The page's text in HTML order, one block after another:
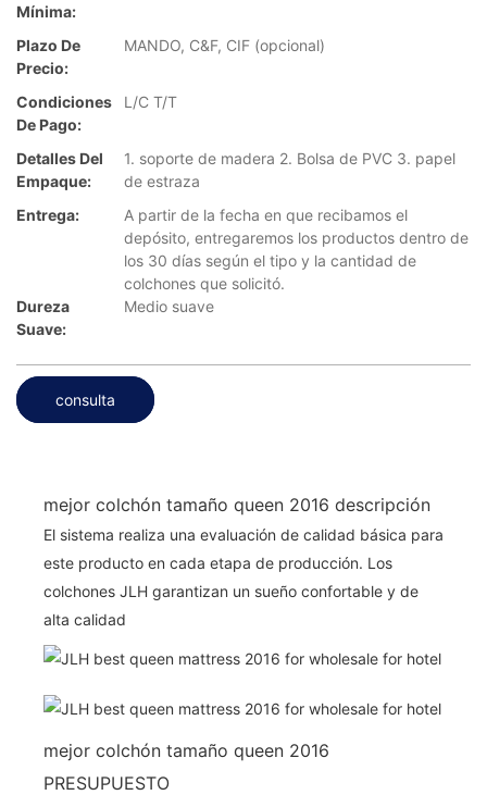
Mínima:
Plazo De
Precio:
MANDO, C&F, CIF (opcional)
Condiciones
De Pago:
L/C T/T
Detalles Del
Empaque:
1. soporte de madera 2. Bolsa de PVC 3. papel
de estraza
Entrega:
A partir de la fecha en que recibamos el
depósito, entregaremos los productos dentro de
los 30 días según el tipo y la cantidad de
colchones que solicitó.
Dureza
Suave:
Medio suave
consulta
mejor colchón tamaño queen 2016 descripción
El sistema realiza una evaluación de calidad básica para
este producto en cada etapa de producción. Los
colchones JLH garantizan un sueño confortable y de
alta calidad
mejor colchón tamaño queen 2016
PRESUPUESTO